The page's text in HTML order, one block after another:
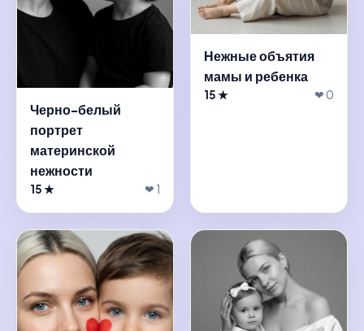
Черно-белый
портрет
материнской
нежности
15 ★ ❤ 1
Нежные объятия
мамы и ребенка
15 ★ ❤ 0